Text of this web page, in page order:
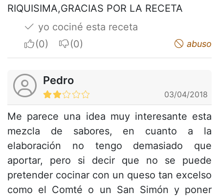
RIQUISIMA,GRACIAS POR LA RECETA
yo cociné esta receta
I apreciateI do not appreciate abuso
Pedro
03/04/2018
Me parece una idea muy interesante esta
mezcla de sabores, en cuanto a la
elaboración no tengo demasiado que
aportar, pero si decir que no se puede
pretender cocinar con un queso tan excelso
como el Comté o un San Simón y poner